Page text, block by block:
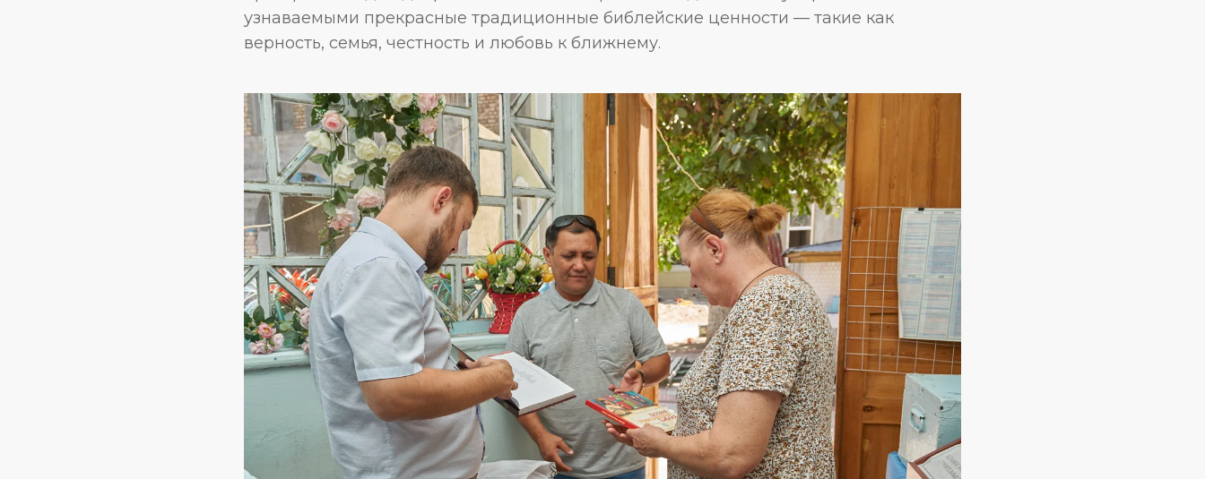
узнаваемыми прекрасные традиционные библейские ценности — такие как
верность, семья, честность и любовь к ближнему.